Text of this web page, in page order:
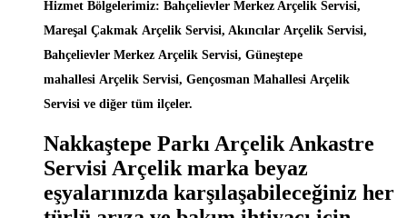
Hizmet Bölgelerimiz: Bahçelievler Merkez Arçelik Servisi,
Mareşal Çakmak Arçelik Servisi, Akıncılar Arçelik Servisi,
Bahçelievler Merkez Arçelik Servisi, Güneştepe
mahallesi Arçelik Servisi, Gençosman Mahallesi Arçelik
Servisi ve diğer tüm ilçeler.
Nakkaştepe Parkı Arçelik Ankastre
Servisi Arçelik marka beyaz
eşyalarınızda karşılaşabileceğiniz her